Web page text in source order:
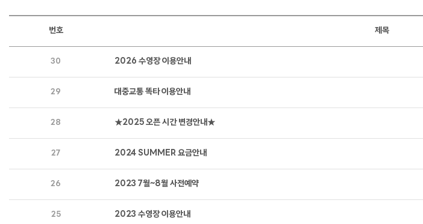
번호 제목
30 2026 수영장 이용안내
29 대중교통 똑타 이용안내
28 ★2025 오픈 시간 변경안내★
27 2024 SUMMER 요금안내
26 2023 7월~8월 사전예약
25 2023 수영장 이용안내